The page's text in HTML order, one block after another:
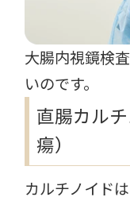
大腸内視鏡検
いのです。
直腸カル
瘍）
カルチノイド